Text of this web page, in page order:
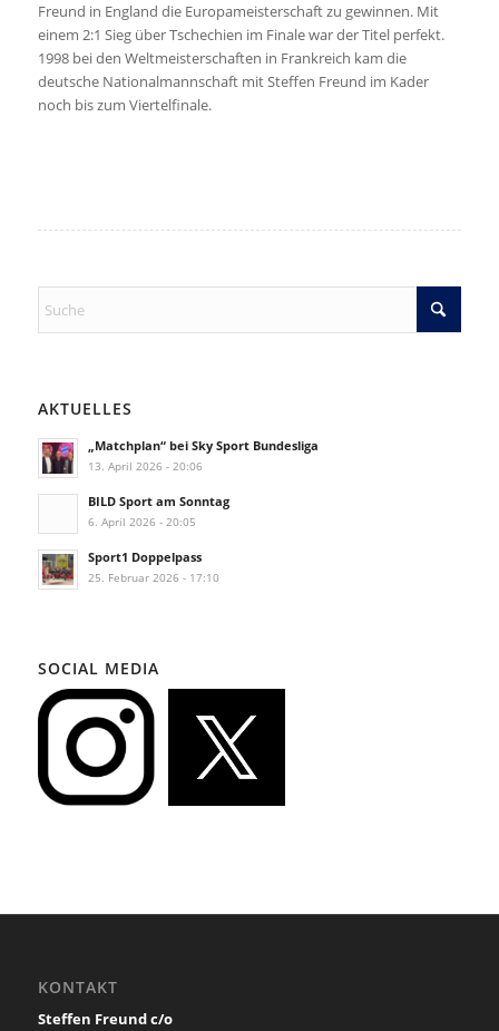
Freund in England die Europameisterschaft zu gewinnen. Mit
einem 2:1 Sieg über Tschechien im Finale war der Titel perfekt.
1998 bei den Weltmeisterschaften in Frankreich kam die
deutsche Nationalmannschaft mit Steffen Freund im Kader
noch bis zum Viertelfinale.
AKTUELLES
„Matchplan“ bei Sky Sport Bundesliga
13. April 2026 - 20:06
BILD Sport am Sonntag
6. April 2026 - 20:05
Sport1 Doppelpass
25. Februar 2026 - 17:10
SOCIAL MEDIA
KONTAKT
Steffen Freund c/o